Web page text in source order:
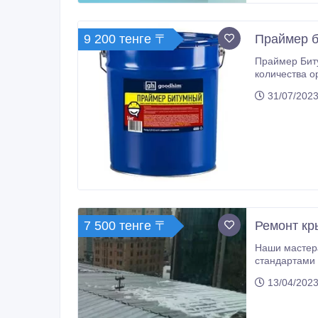
9 200 тенге 〒 Праймер
Праймер
количества
плоской
31/07/
7 500 тенге 〒 Ремонт
Наши
13/04/